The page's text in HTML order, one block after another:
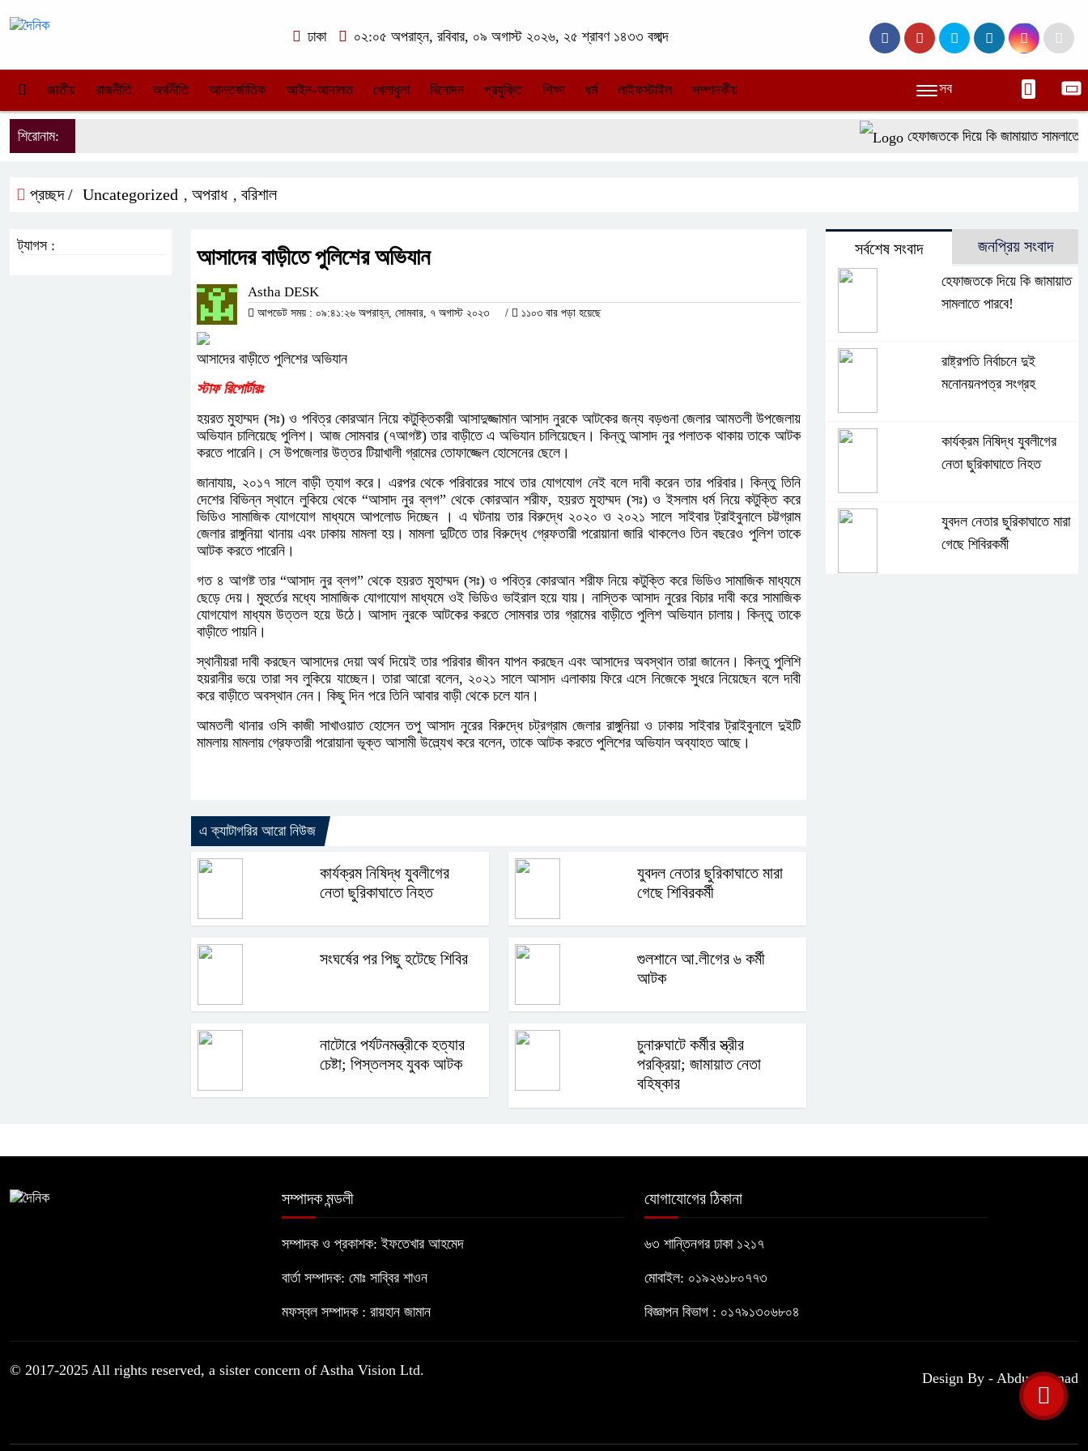
ঢাকা ০২:০৫ অপরাহ্ন, রবিবার, ০৯ অগাস্ট ২০২৬, ২৫ শ্রাবণ ১৪৩৩ বঙ্গাব্দ
জাতীয় রাজনীতি অর্থনীতি আন্তর্জাতিক আইন-আদালত খেলাধুলা বিনোদন প্রযুক্তি শিক্ষা ধর্ম লাইফস্টাইল সম্পাদকীয় সব
শিরোনাম: হেফাজতকে দিয়ে কি জামায়াত সামলাতে
প্রচ্ছদ / Uncategorized , অপরাধ , বরিশাল
আসাদের বাড়ীতে পুলিশের অভিযান
Astha DESK
আপডেট সময় : ০৯:৪১:২৬ অপরাহ্ন, সোমবার, ৭ অগাস্ট ২০২৩ / ১১০৩ বার পড়া হয়েছে
আসাদের বাড়ীতে পুলিশের অভিযান
স্টাফ রিপোর্টারঃ
হয়রত মুহাম্মদ (সঃ) ও পবিত্র কোরআন নিয়ে কটুক্তিকারী আসাদুজ্জামান আসাদ নুরকে আটকের জন্য বড়গুনা জেলার আমতলী উপজেলায়
অভিযান চালিয়েছে পুলিশ। আজ সোমবার (৭আগষ্ট) তার বাড়ীতে এ অভিযান চালিয়েছেন। কিন্তু আসাদ নুর পলাতক থাকায় তাকে আটক
করতে পারেনি। সে উপজেলার উত্তর টিয়াখালী গ্রামের তোফাজ্জেল হোসেনের ছেলে।
জানাযায়, ২০১৭ সালে বাড়ী ত্যাগ করে। এরপর থেকে পরিবারের সাথে তার যোগযোগ নেই বলে দাবী করেন তার পরিবার। কিন্তু তিনি
দেশের বিভিন্ন স্থানে লুকিয়ে থেকে “আসাদ নুর ব্লগ” থেকে কোরআন শরীফ, হয়রত মুহাম্মদ (সঃ) ও ইসলাম ধর্ম নিয়ে কটুক্তি করে
ভিডিও সামাজিক যোগযোগ মাধ্যমে আপলোড দিচ্ছেন । এ ঘটনায় তার বিরুদ্ধে ২০২০ ও ২০২১ সালে সাইবার ট্রাইবুনালে চট্টগ্রাম
জেলার রাঙ্গুনিয়া থানায় এবং ঢাকায় মামলা হয়। মামলা দুটিতে তার বিরুদ্ধে গ্রেফতারী পরোয়ানা জারি থাকলেও তিন বছরেও পুলিশ তাকে
আটক করতে পারেনি।
গত ৪ আগষ্ট তার “আসাদ নুর ব্লগ” থেকে হয়রত মুহাম্মদ (সঃ) ও পবিত্র কোরআন শরীফ নিয়ে কটুক্তি করে ভিডিও সামাজিক মাধ্যমে
ছেড়ে দেয়। মুহুর্তের মধ্যে সামাজিক যোগাযোগ মাধ্যমে ওই ভিডিও ভাইরাল হয়ে যায়। নাস্তিক আসাদ নুরের বিচার দাবী করে সামাজিক
যোগযোগ মাধ্যম উত্তল হয়ে উঠে। আসাদ নুরকে আটকের করতে সোমবার তার গ্রামের বাড়ীতে পুলিশ অভিযান চালায়। কিন্তু তাকে
বাড়ীতে পায়নি।
স্থানীয়রা দাবী করছেন আসাদের দেয়া অর্থ দিয়েই তার পরিবার জীবন যাপন করছেন এবং আসাদের অবস্থান তারা জানেন। কিন্তু পুলিশি
হয়রানীর ভয়ে তারা সব লুকিয়ে যাচ্ছেন। তারা আরো বলেন, ২০২১ সালে আসাদ এলাকায় ফিরে এসে নিজেকে সুধরে নিয়েছেন বলে দাবী
করে বাড়ীতে অবস্থান নেন। কিছু দিন পরে তিনি আবার বাড়ী থেকে চলে যান।
আমতলী থানার ওসি কাজী সাখাওয়াত হোসেন তপু আসাদ নুরের বিরুদ্ধে চট্রগ্রাম জেলার রাঙ্গুনিয়া ও ঢাকায় সাইবার ট্রাইবুনালে দুইটি
মামলায় মামলায় গ্রেফতারী পরোয়ানা ভূক্ত আসামী উল্ল্যেখ করে বলেন, তাকে আটক করতে পুলিশের অভিযান অব্যাহত আছে।
এ ক্যাটাগরির আরো নিউজ
কার্যক্রম নিষিদ্ধ যুবলীগের
নেতা ছুরিকাঘাতে নিহত
যুবদল নেতার ছুরিকাঘাতে মারা
গেছে শিবিরকর্মী
সংঘর্ষের পর পিছু হটেছে শিবির
গুলশানে আ.লীগের ৬ কর্মী
আটক
নাটোরে পর্যটনমন্ত্রীকে হত্যার
চেষ্টা; পিস্তলসহ যুবক আটক
চুনারুঘাটে কর্মীর স্ত্রীর
পরক্রিয়া; জামায়াত নেতা
বহিষ্কার
ট্যাগস : সর্বশেষ সংবাদ জনপ্রিয় সংবাদ
হেফাজতকে দিয়ে কি জামায়াত
সামলাতে পারবে!
রাষ্ট্রপতি নির্বাচনে দুই
মনোনয়নপত্র সংগ্রহ
কার্যক্রম নিষিদ্ধ যুবলীগের
নেতা ছুরিকাঘাতে নিহত
যুবদল নেতার ছুরিকাঘাতে মারা
গেছে শিবিরকর্মী
সম্পাদক মন্ডলী
সম্পাদক ও প্রকাশক: ইফতেখার আহমেদ
বার্তা সম্পাদক: মোঃ সাব্বির শাওন
মফস্বল সম্পাদক : রায়হান জামান
যোগাযোগের ঠিকানা
৬৩ শান্তিনগর ঢাকা ১২১৭
মোবাইল: ০১৯২৬১৮০৭৭৩
বিজ্ঞাপন বিভাগ : ০১৭৯১৩০৬৮০৪
© 2017-2025 All rights reserved, a sister concern of Astha Vision Ltd. Design By - Abdus Samad